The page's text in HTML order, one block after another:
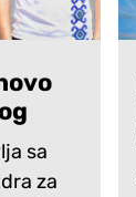
sa
za